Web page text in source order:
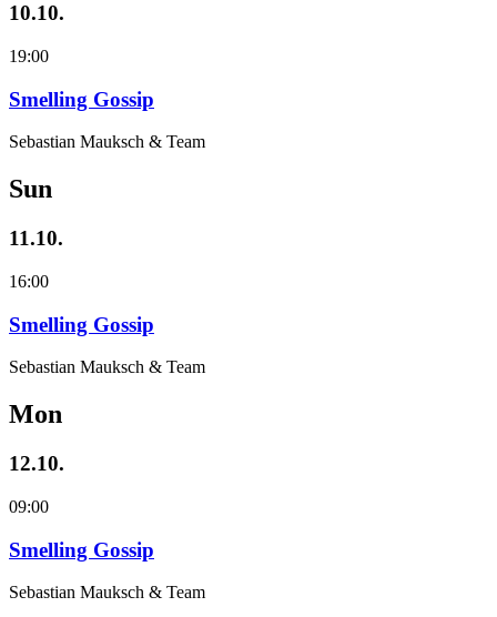
10.10.
19:00
Smelling Gossip
Sebastian Mauksch & Team
Sun
11.10.
16:00
Smelling Gossip
Sebastian Mauksch & Team
Mon
12.10.
09:00
Smelling Gossip
Sebastian Mauksch & Team